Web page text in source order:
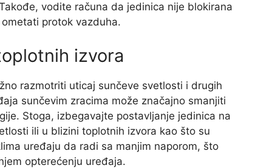
vodite računa da jedinica nije blokirana
protok vazduha.
izvora
razmotriti uticaj sunčeve svetlosti i drugih
sunčevim zracima može značajno smanjiti
Stoga, izbegavajte postavljanje jedinica na
ili u blizini toplotnih izvora kao što su
uređaju da radi sa manjim naporom, što
opterećenju uređaja.